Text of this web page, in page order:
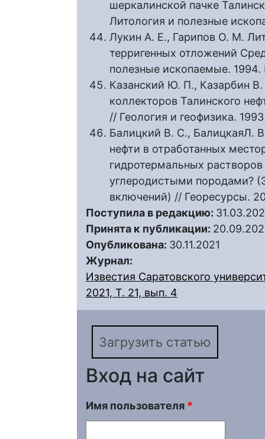
шеркалинской пачке
Литология и полезные
Лукин А. Е., Гарипов О. М.
терригенных отложений
полезные ископаемые.
Казанский Ю. П., Казарбин
коллекторов Талинского
// Геология и геофизика.
Балицкий В. С., БалицкаяЛ.
нефти в отработанных
гидротермальных
углеродистыми породами?
включений) // Георесурсы.
Поступила в редакцию:
Принята к публикации:
Опубликована: 30.11.2021
Журнал:
Известия Саратовского
2021, Т. 21, вып. 4
Загрузить статью
Вход на сайт
Имя пользователя *